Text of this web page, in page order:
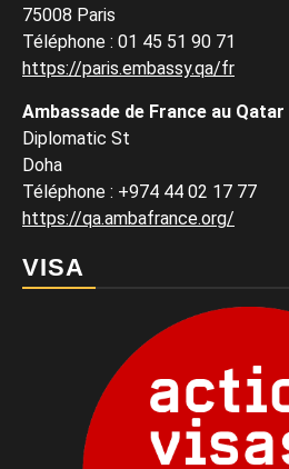
75008 Paris
Téléphone : 01 45 51 90 71
https://paris.embassy.qa/fr
Ambassade de France au Qatar
Diplomatic St
Doha
Téléphone : +974 44 02 17 77
https://qa.ambafrance.org/
VISA